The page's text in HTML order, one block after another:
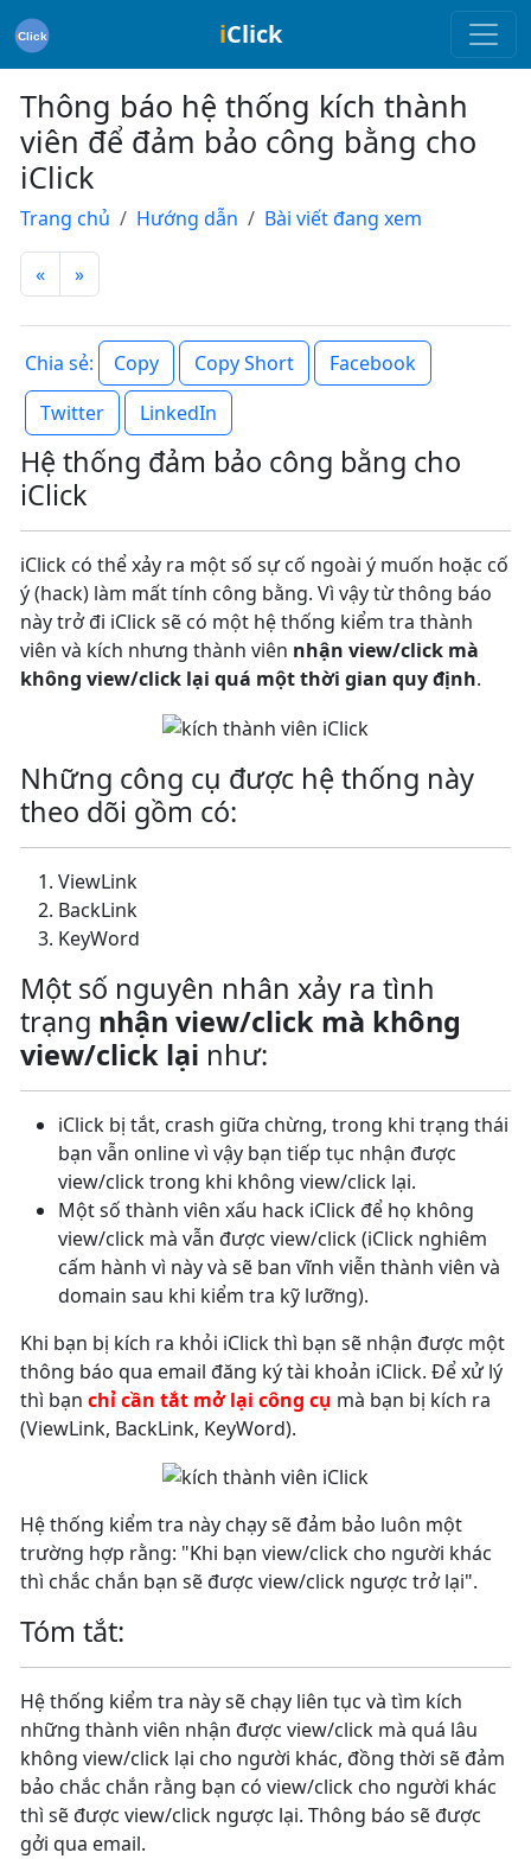
iClick
Thông báo hệ thống kích thành
viên để đảm bảo công bằng cho
iClick
Trang chủ Hướng dẫn Bài viết đang xem
« »
Chia sẻ: Copy Copy Short
Facebook
Twitter
LinkedIn
Hệ thống đảm bảo công bằng cho
iClick
iClick có thể xảy ra một số sự cố ngoài ý muốn hoặc cố
ý (hack) làm mất tính công bằng. Vì vậy từ thông báo
này trở đi iClick sẽ có một hệ thống kiểm tra thành
viên và kích nhưng thành viên nhận view/click mà
không view/click lại quá một thời gian quy định.
Những công cụ được hệ thống này
theo dõi gồm có:
ViewLink
BackLink
KeyWord
Một số nguyên nhân xảy ra tình
trạng nhận view/click mà không
view/click lại như:
iClick bị tắt, crash giữa chừng, trong khi trạng thái
bạn vẫn online vì vậy bạn tiếp tục nhận được
view/click trong khi không view/click lại.
Một số thành viên xấu hack iClick để họ không
view/click mà vẫn được view/click (iClick nghiêm
cấm hành vì này và sẽ ban vĩnh viễn thành viên và
domain sau khi kiểm tra kỹ lưỡng).
Khi bạn bị kích ra khỏi iClick thì bạn sẽ nhận được một
thông báo qua email đăng ký tài khoản iClick. Để xử lý
thì bạn chỉ cần tắt mở lại công cụ mà bạn bị kích ra
(ViewLink, BackLink, KeyWord).
Hệ thống kiểm tra này chạy sẽ đảm bảo luôn một
trường hợp rằng: "Khi bạn view/click cho người khác
thì chắc chắn bạn sẽ được view/click ngược trở lại".
Tóm tắt:
Hệ thống kiểm tra này sẽ chạy liên tục và tìm kích
những thành viên nhận được view/click mà quá lâu
không view/click lại cho người khác, đồng thời sẽ đảm
bảo chắc chắn rằng bạn có view/click cho người khác
thì sẽ được view/click ngược lại. Thông báo sẽ được
gởi qua email.